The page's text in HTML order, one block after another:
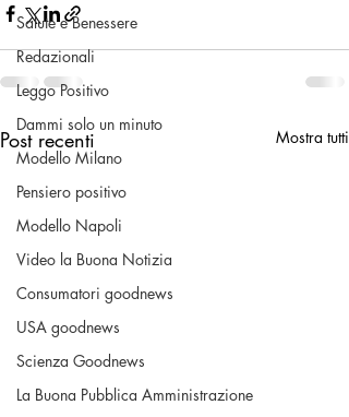
Salute e Benessere
Redazionali
Leggo Positivo
Dammi solo un minuto
Modello Milano
Pensiero positivo
Modello Napoli
Video la Buona Notizia
Consumatori goodnews
USA goodnews
Scienza Goodnews
La Buona Pubblica Amministrazione
Post recenti Mostra tutti